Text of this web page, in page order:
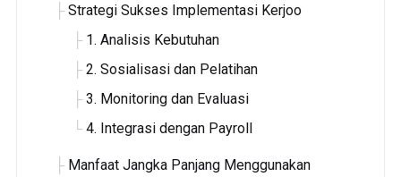
Strategi Sukses Implementasi Kerjoo
1. Analisis Kebutuhan
2. Sosialisasi dan Pelatihan
3. Monitoring dan Evaluasi
4. Integrasi dengan Payroll
Manfaat Jangka Panjang Menggunakan